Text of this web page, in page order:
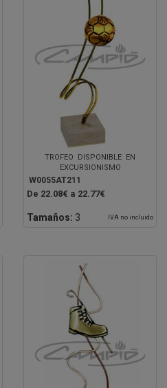
TROFEO DISPONIBLE EN
EXCURSIONISMO
W0055AT211
De 22.08€ a 22.77€
Tamaños: 3 IVA no incluido